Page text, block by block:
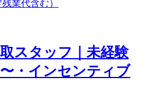
業代含む）
スタッフ｜未経験
・インセンティブ